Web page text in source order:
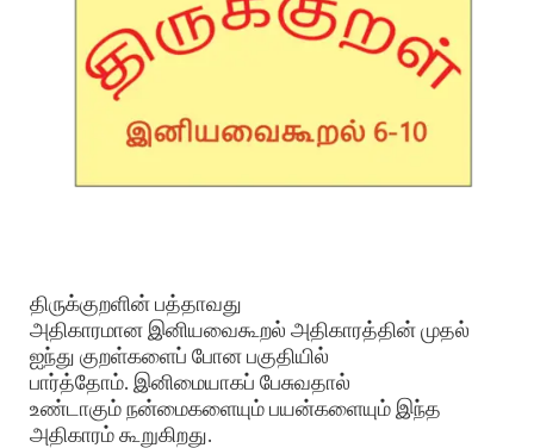
திருக்குறளின் பத்தாவது
அதிகாரமான இனியவைகூறல் அதிகாரத்தின் முதல்
ஐந்து குறள்களைப் போன பகுதியில்
பார்த்தோம். இனிமையாகப் பேசுவதால்
உண்டாகும் நன்மைகளையும் பயன்களையும் இந்த
அதிகாரம் கூறுகிறது.